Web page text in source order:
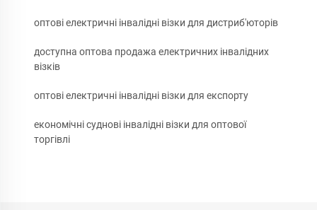
оптові електричні інвалідні візки для дистриб'юторів
доступна оптова продажа електричних інвалідних
візків
оптові електричні інвалідні візки для експорту
економічні суднові інвалідні візки для оптової
торгівлі